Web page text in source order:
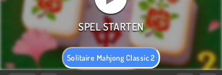
Solitaire Mahjong Classic 2